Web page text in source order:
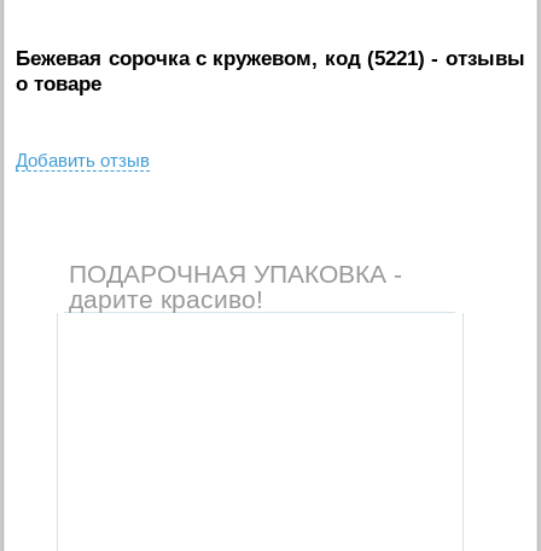
Бежевая сорочка с кружевом, код (5221) - отзывы
о товаре
Добавить отзыв
ПОДАРОЧНАЯ УПАКОВКА -
дарите красиво!